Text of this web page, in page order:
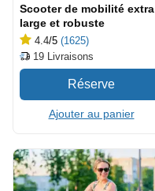
Scooter de mobilité extra
large et robuste
4.4/5 (1625)
19 Livraisons
Ajouter au panier